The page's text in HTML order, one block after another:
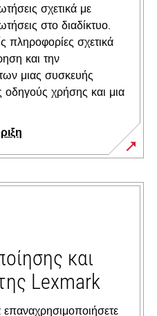
σχετικά με
στο διαδίκτυο.
πληροφορίες σχετικά
και την
μιας συσκευής
χρήσης και μια
και
Lexmark